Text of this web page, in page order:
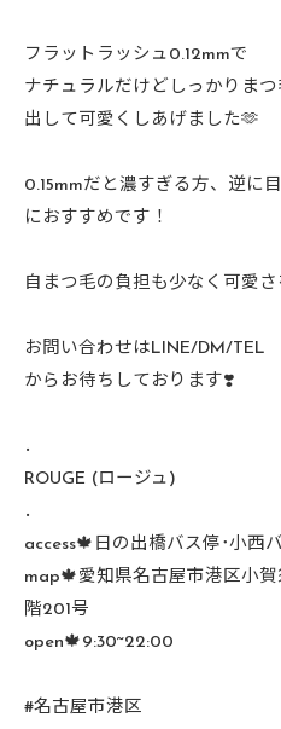
フラットラッシュ0.12mmで
ナチュラルだけどしっかりまつ
出して可愛くしあげました🫶
0.15mmだと濃すぎる方、逆に
におすすめです！
自まつ毛の負担も少なく可愛さ
お問い合わせはLINE/DM/TEL
からお待ちしております❣️
．
ROUGE (ロージュ)
．
access🍁日の出橋バス停･小西
map🍁愛知県名古屋市港区小
階201号
open🍁9:30~22:00
#名古屋市港区